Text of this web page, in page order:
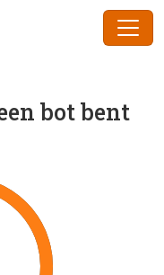
bot bent